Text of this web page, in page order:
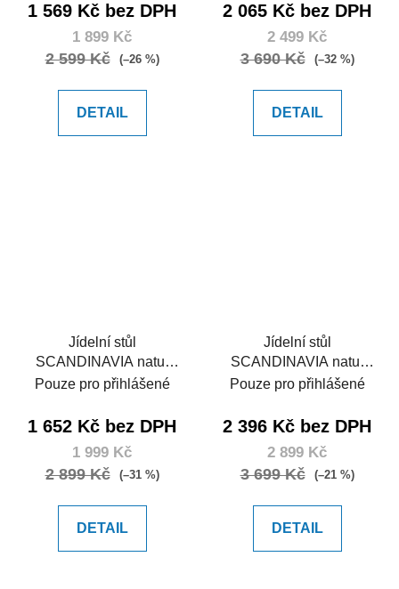
1 569 Kč bez DPH
1 899 Kč
2 599 Kč (–26 %)
DETAIL
2 065 Kč bez DPH
2 499 Kč
3 690 Kč (–32 %)
DETAIL
Jídelní stůl
SCANDINAVIA natur
120
Pouze pro přihlášené
1 652 Kč bez DPH
1 999 Kč
2 899 Kč (–31 %)
DETAIL
Jídelní stůl
SCANDINAVIA natur
150
Pouze pro přihlášené
2 396 Kč bez DPH
2 899 Kč
3 699 Kč (–21 %)
DETAIL